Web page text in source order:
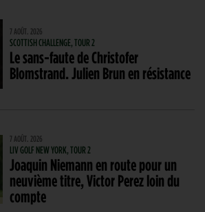
7 AOÛT. 2026
SCOTTISH CHALLENGE, TOUR 2
Le sans-faute de Christofer
Blomstrand. Julien Brun en résistance
7 AOÛT. 2026
LIV GOLF NEW YORK, TOUR 2
Joaquin Niemann en route pour un
neuvième titre, Victor Perez loin du
compte